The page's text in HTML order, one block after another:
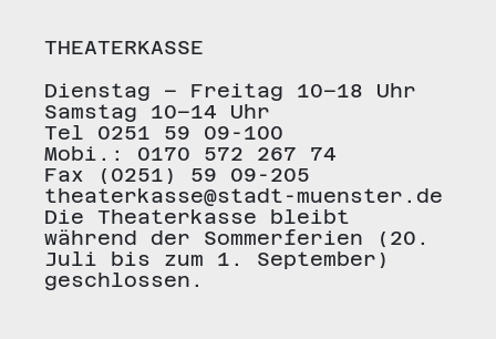
THEATERKASSE
Dienstag – Freitag 10–18 Uhr
Samstag 10–14 Uhr
Tel 0251 59 09-100
Mobi.: 0170 572 267 74
Fax (0251) 59 09-205
theaterkasse@stadt-muenster.de
Die Theaterkasse bleibt
während der Sommerferien (20.
Juli bis zum 1. September)
geschlossen.